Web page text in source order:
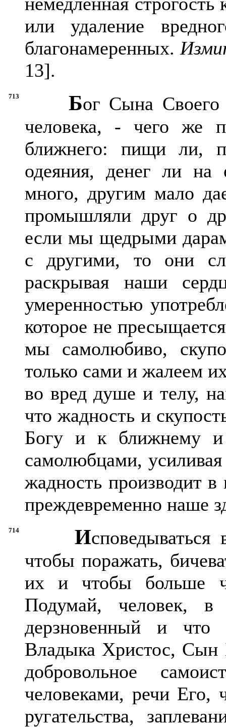
или удаление
благонамеренных.
13].
713 Бог Сына Своего
человека, - чего же
ближнего: пищи ли,
одеяния, денег ли
много, другим мало
промышляли друг о
если мы щедрыми
с другими, то они
раскрывая наши
умеренностью
которое не
мы самолюбиво,
только сами и жалеем
во вред душе и телу,
что жадность и
Богу и к ближнему и
самолюбцами,
жадность производит
преждевременно наше
714 И
чтобы поражать,
их и чтобы больше
Подумай, человек,
дерзновенный и что
Владыка Христос,
добровольное
человеками, речи
ругательства,